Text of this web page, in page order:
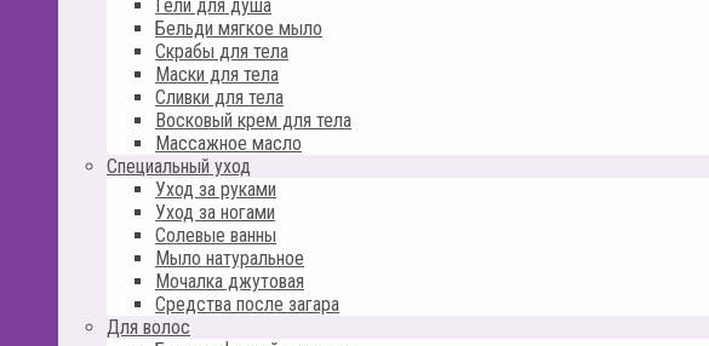
Гели для душа
Бельди мягкое мыло
Скрабы для тела
Маски для тела
Сливки для тела
Восковый крем для тела
Массажное масло
Специальный уход
Уход за руками
Уход за ногами
Солевые ванны
Мыло натуральное
Мочалка джутовая
Средства после загара
Для волос